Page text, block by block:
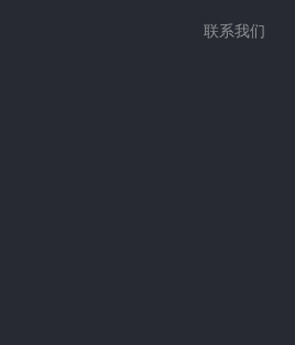
联系我们